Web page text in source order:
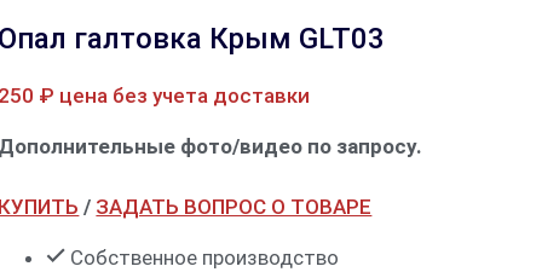
галтовка Крым GLT03
₽ цена без учета доставки
фото/видео по запросу.
/ ЗАДАТЬ ВОПРОС О ТОВАРЕ
Собственное производство